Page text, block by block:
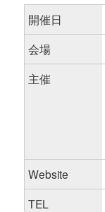
開催日
会場
主催
Website
TEL